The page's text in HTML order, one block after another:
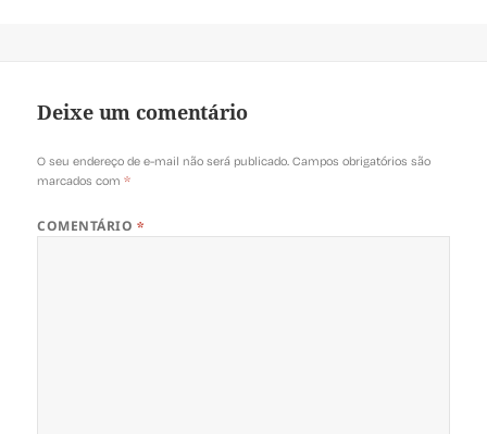
Deixe um comentário
O seu endereço de e-mail não será publicado. Campos obrigatórios são
marcados com*
COMENTÁRIO *